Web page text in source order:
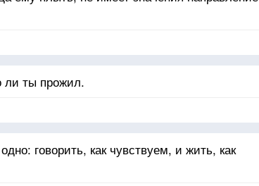
ли ты прожил.
говорить, как чувствуем, и жить, как